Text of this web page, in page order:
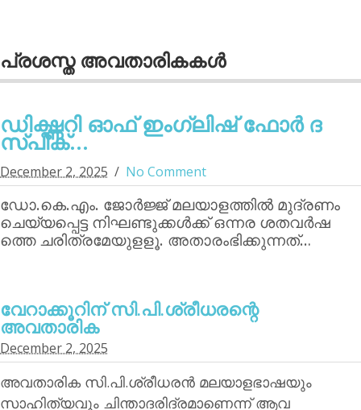
പ്രശസ്ത അവതാരികകള്‍
ഡിക്ഷ്ണറി ഓഫ് ഇംഗ്ലിഷ് ഫോര്‍ ദ
സ്പീക്...
December 2, 2025 No Comment
ഡോ.കെ.എം. ജോര്‍ജ്ജ് മലയാളത്തില്‍ മുദ്രണം
ചെയ്യപ്പെട്ട നിഘണ്ടുക്കള്‍ക്ക് ഒന്നര ശതവര്‍ഷ
ത്തെ ചരിത്രമേയുളളൂ. അതാരംഭിക്കുന്നത്…
വേറാക്കൂറിന്‌ സി.പി.ശ്രീധരന്റെ
അവതാരിക
December 2, 2025
അവതാരിക സി.പി.ശ്രീധരന്‍ മലയാളഭാഷയും
സാഹിത്യവും ചിന്താദരിദ്രമാണെന്ന് ആവ